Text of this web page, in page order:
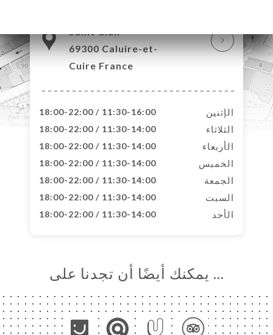
Saint Clair
69300 Caluire-et-
Cuire France
الإثنين 11:30-16:00 / 18:00-22:00
الثلاثاء 11:30-14:00 / 18:00-22:00
الأربعاء 11:30-14:00 / 18:00-22:00
الخميس 11:30-14:00 / 18:00-22:00
الجمعة 11:30-14:00 / 18:00-22:00
السبت 11:30-14:00 / 18:00-22:00
الأحد 11:30-14:00 / 18:00-22:00
… يمكنك أيضًا أن تجدنا على